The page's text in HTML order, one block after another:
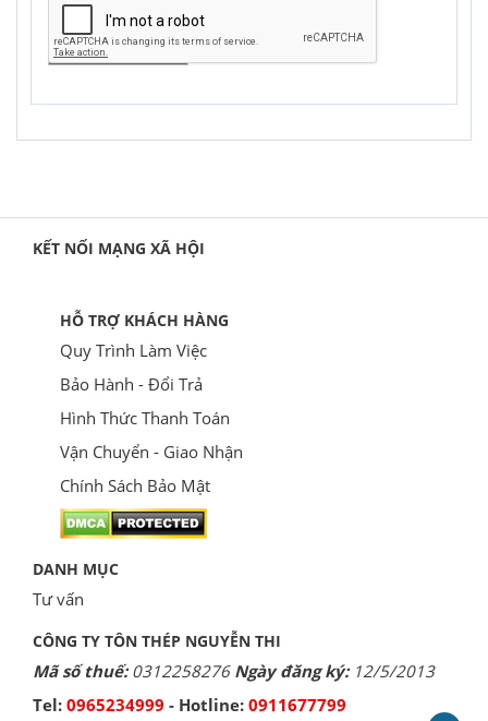
GỬI YÊU CẦU
KẾT NỐI MẠNG XÃ HỘI
HỖ TRỢ KHÁCH HÀNG
Quy Trình Làm Việc
Bảo Hành - Đổi Trả
Hình Thức Thanh Toán
Vận Chuyển - Giao Nhận
Chính Sách Bảo Mật
DANH MỤC
Tư vấn
CÔNG TY TÔN THÉP NGUYỄN THI
Mã số thuế:0312258276Ngày đăng ký: 12/5/2013
Tel: 0965234999 - Hotline: 0911677799